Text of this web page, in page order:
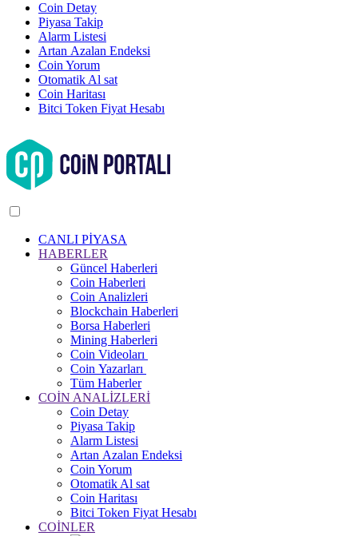
Coin Detay
Piyasa Takip
Alarm Listesi
Artan Azalan Endeksi
Coin Yorum
Otomatik Al sat
Coin Haritası
Bitci Token Fiyat Hesabı
CANLI PİYASA
HABERLER
Güncel Haberleri
Coin Haberleri
Coin Analizleri
Blockchain Haberleri
Borsa Haberleri
Mining Haberleri
Coin Videoları
Coin Yazarları
Tüm Haberler
COİN ANALİZLERİ
Coin Detay
Piyasa Takip
Alarm Listesi
Artan Azalan Endeksi
Coin Yorum
Otomatik Al sat
Coin Haritası
Bitci Token Fiyat Hesabı
COİNLER